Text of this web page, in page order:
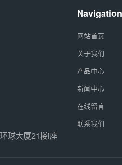
球大厦21楼i座
Navigation
网站首页
关于我们
产品中心
新闻中心
在线留言
联系我们